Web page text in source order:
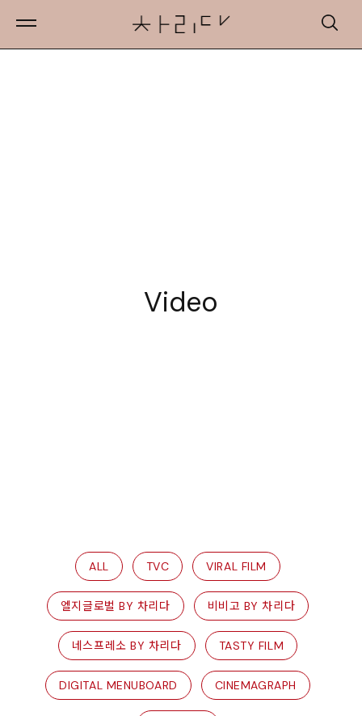
ALL TVC VIRAL FILM
엘지글로벌 BY 차리다 비비고 BY 차리다
네스프레소 BY 차리다 TASTY FILM
DIGITAL MENUBOARD CINEMAGRAPH